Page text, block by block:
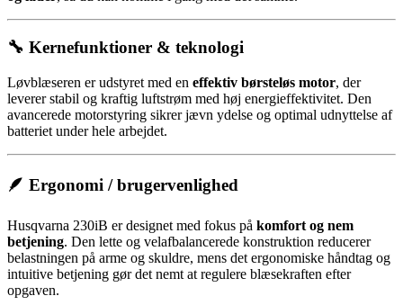
🔧 Kernefunktioner & teknologi
Løvblæseren er udstyret med en effektiv børsteløs motor, der
leverer stabil og kraftig luftstrøm med høj energieffektivitet. Den
avancerede motorstyring sikrer jævn ydelse og optimal udnyttelse af
batteriet under hele arbejdet.
🪶 Ergonomi / brugervenlighed
Husqvarna 230iB er designet med fokus på komfort og nem
betjening. Den lette og velafbalancerede konstruktion reducerer
belastningen på arme og skuldre, mens det ergonomiske håndtag og
intuitive betjening gør det nemt at regulere blæsekraften efter
opgaven.